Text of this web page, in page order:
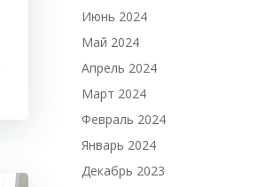
Июнь 2024
Май 2024
Апрель 2024
Март 2024
Февраль 2024
Январь 2024
Декабрь 2023